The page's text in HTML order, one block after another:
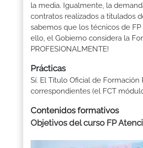
la media. Igualmente, la
contratos realizados a titulados
sabemos que los técnicos de
ello, el Gobierno considera la
PROFESIONALMENTE!
Prácticas
Sí. El Título Oficial de
correspondientes (el FCT
Contenidos formativos
Objetivos del curso FP